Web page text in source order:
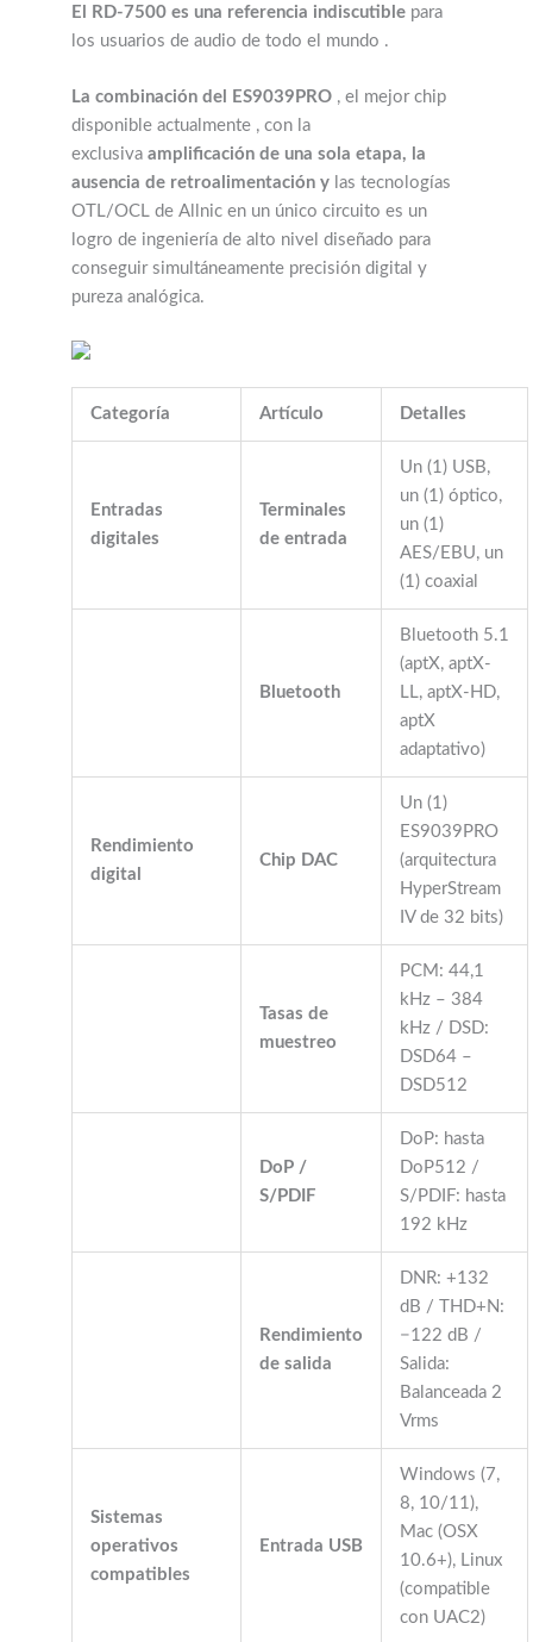
El RD-7500 es una referencia indiscutible para
los usuarios de audio de todo el mundo .
La combinación del ES9039PRO , el mejor chip
disponible actualmente , con la
exclusiva amplificación de una sola etapa, la
ausencia de retroalimentación y las tecnologías
OTL/OCL de Allnic en un único circuito es un
logro de ingeniería de alto nivel diseñado para
conseguir simultáneamente precisión digital y
pureza analógica.
Categoría Artículo Detalles
Entradas
digitales
Terminales
de entrada
Un (1) USB,
un (1) óptico,
un (1)
AES/EBU, un
(1) coaxial
Bluetooth
Bluetooth 5.1
(aptX, aptX-
LL, aptX-HD,
aptX
adaptativo)
Rendimiento
digital
Chip DAC
Un (1)
ES9039PRO
(arquitectura
HyperStream
IV de 32 bits)
Tasas de
muestreo
PCM: 44,1
kHz – 384
kHz / DSD:
DSD64 –
DSD512
DoP /
S/PDIF
DoP: hasta
DoP512 /
S/PDIF: hasta
192 kHz
Rendimiento
de salida
DNR: +132
dB / THD+N:
−122 dB /
Salida:
Balanceada 2
Vrms
Sistemas
operativos
compatibles
Entrada USB
Windows (7,
8, 10/11),
Mac (OSX
10.6+), Linux
(compatible
con UAC2)